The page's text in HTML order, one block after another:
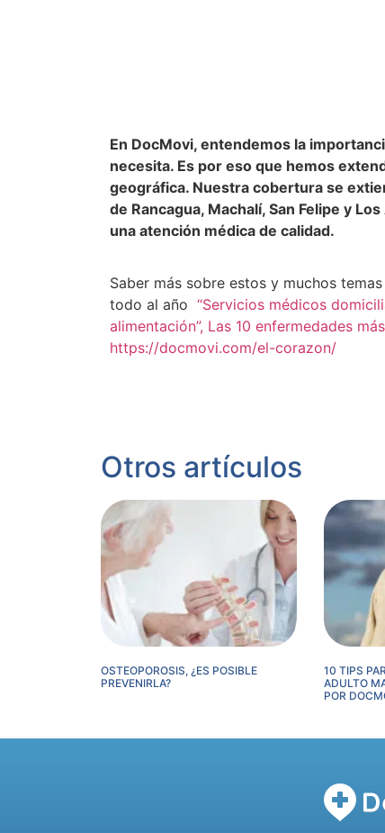
En DocMovi, entendemos la
necesita. Es por eso que hemos
geográfica. Nuestra cobertura se
de Rancagua, Machalí, San Felipe y
una atención médica de calidad.
Saber más sobre estos y muchos
todo al año “Servicios médicos
alimentación”, Las 10 enfermedades
https://docmovi.com/el-corazon/
Otros artículos
OSTEOPOROSIS, ¿ES POSIBLE
PREVENIRLA?
10 TIPS
ADULTO
POR